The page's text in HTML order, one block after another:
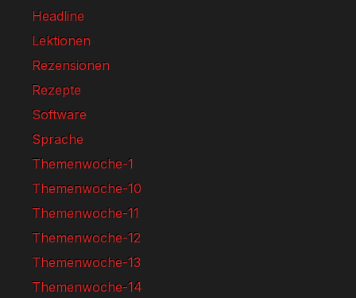
Headline
Lektionen
Rezensionen
Rezepte
Software
Sprache
Themenwoche-1
Themenwoche-10
Themenwoche-11
Themenwoche-12
Themenwoche-13
Themenwoche-14